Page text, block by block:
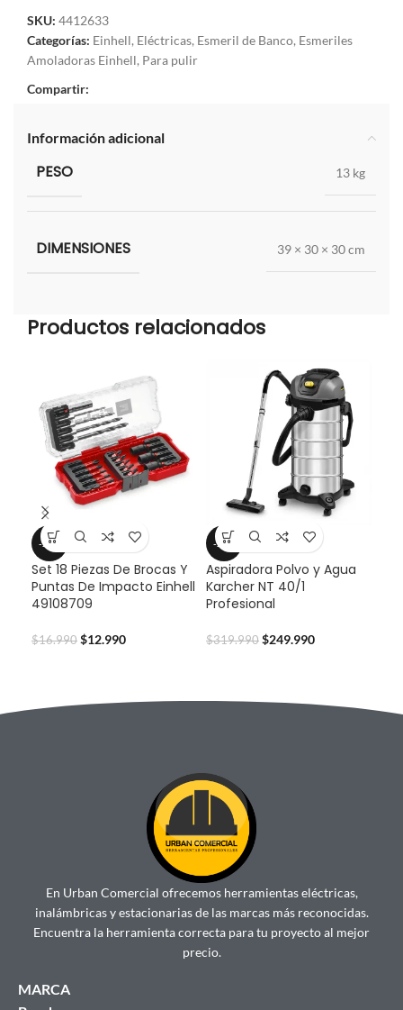
SKU: 4412633
Categorías: Einhell, Eléctricas, Esmeril de Banco, Esmeriles
Amoladoras Einhell, Para pulir
Compartir:
Información adicional
PESO 13 kg
DIMENSIONES 39 × 30 × 30 cm
Productos relacionados
-24%
Set 18 Piezas De Brocas Y
Puntas De Impacto Einhell
49108709
$16.990 $12.990
-22%
Aspiradora Polvo y Agua
Karcher NT 40/1
Profesional
$319.990 $249.990
En Urban Comercial ofrecemos herramientas eléctricas,
inalámbricas y estacionarias de las marcas más reconocidas.
Encuentra la herramienta correcta para tu proyecto al mejor
precio.
MARCA